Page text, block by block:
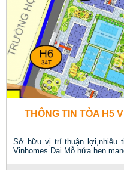
THÔNG TIN TÒA H5
Sở hữu vị trí thuận lợi,nhiều
Vinhomes Đại Mỗ hứa hẹn